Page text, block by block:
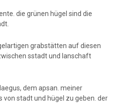
die grünen hügel sind die
grabstätten auf diesen
sstadt und lanschaft
dem apsan. meiner
stadt und hügel zu geben. der